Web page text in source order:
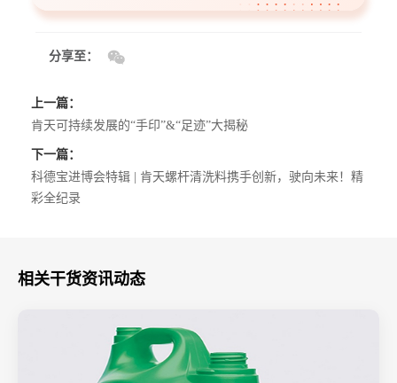
分享至：
上一篇：
肯天可持续发展的“手印”&“足迹”大揭秘
下一篇：
科德宝进博会特辑 | 肯天螺杆清洗料携手创新，驶向未来！精
彩全纪录
相关干货资讯动态